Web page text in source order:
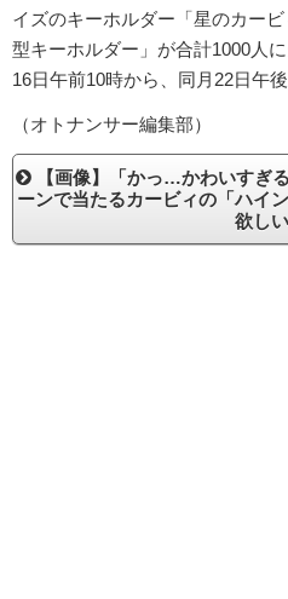
イズのキーホルダー「星のカー
型キーホルダー」が合計1000人
16日午前10時から、同月22日午
（オトナンサー編集部）
【画像】「かっ…かわいす
ーンで当たるカービィの「ハイ
欲しい